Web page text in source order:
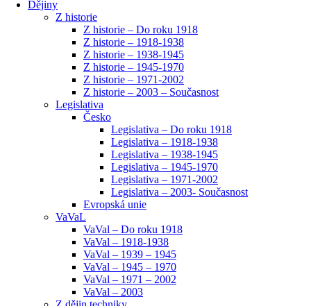
Dějiny
Z historie
Z historie – Do roku 1918
Z historie – 1918-1938
Z historie – 1938-1945
Z historie – 1945-1970
Z historie – 1971-2002
Z historie – 2003 – Současnost
Legislativa
Česko
Legislativa – Do roku 1918
Legislativa – 1918-1938
Legislativa – 1938-1945
Legislativa – 1945-1970
Legislativa – 1971-2002
Legislativa – 2003- Současnost
Evropská unie
VaVaL
VaVal – Do roku 1918
VaVal – 1918-1938
VaVal – 1939 – 1945
VaVal – 1945 – 1970
VaVal – 1971 – 2002
VaVal – 2003